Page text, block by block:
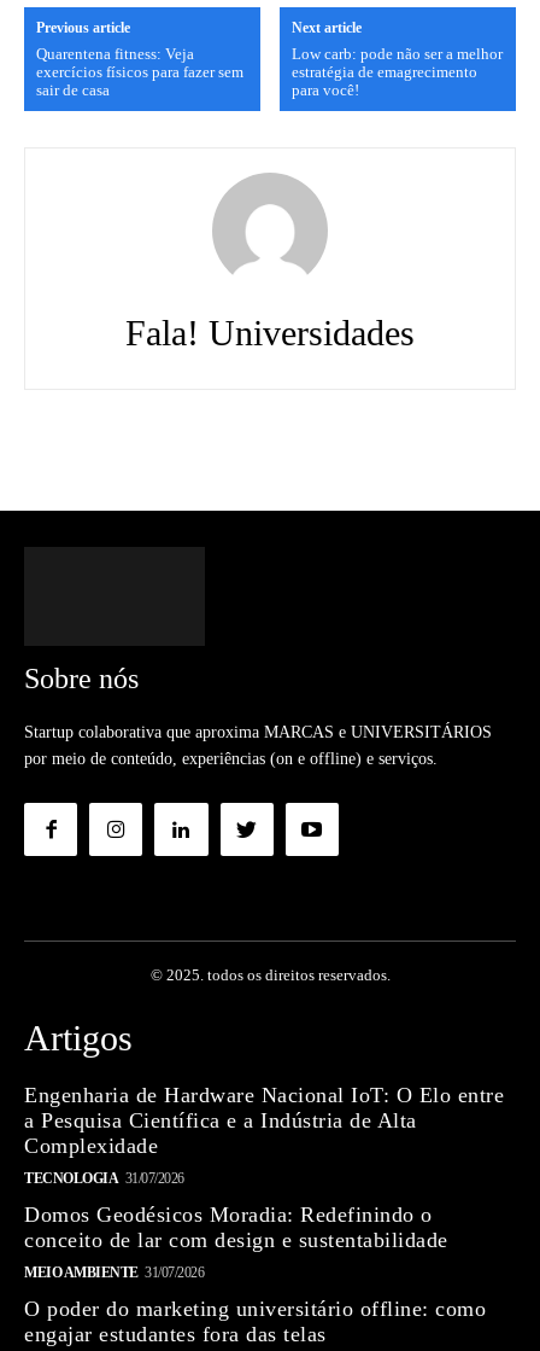
Previous article
Quarentena fitness: Veja
exercícios físicos para fazer sem
sair de casa
Next article
Low carb: pode não ser a melhor
estratégia de emagrecimento
para você!
Fala! Universidades
Sobre nós
Startup colaborativa que aproxima MARCAS e UNIVERSITÁRIOS
por meio de conteúdo, experiências (on e offline) e serviços.
© 2025. todos os direitos reservados.
Artigos
Engenharia de Hardware Nacional IoT: O Elo entre
a Pesquisa Científica e a Indústria de Alta
Complexidade
TECNOLOGIA 31/07/2026
Domos Geodésicos Moradia: Redefinindo o
conceito de lar com design e sustentabilidade
MEIO AMBIENTE 31/07/2026
O poder do marketing universitário offline: como
engajar estudantes fora das telas